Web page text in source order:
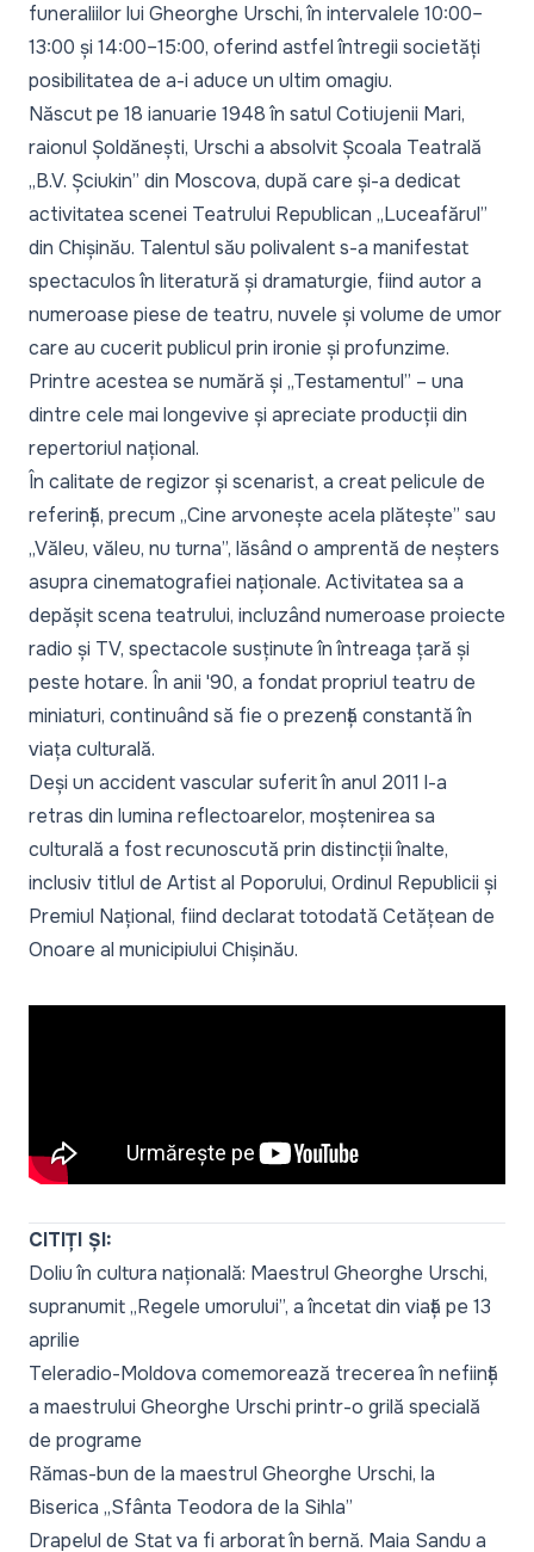
funeraliilor lui Gheorghe Urschi, în intervalele 10:00–
13:00 și 14:00–15:00, oferind astfel întregii societăți
posibilitatea de a-i aduce un ultim omagiu.
Născut pe 18 ianuarie 1948 în satul Cotiujenii Mari,
raionul Șoldănești, Urschi a absolvit Școala Teatrală
„B.V. Șciukin” din Moscova, după care și-a dedicat
activitatea scenei Teatrului Republican „Luceafărul”
din Chișinău. Talentul său polivalent s-a manifestat
spectaculos în literatură și dramaturgie, fiind autor a
numeroase piese de teatru, nuvele și volume de umor
care au cucerit publicul prin ironie și profunzime.
Printre acestea se numără și „Testamentul” – una
dintre cele mai longevive și apreciate producții din
repertoriul național.
În calitate de regizor și scenarist, a creat pelicule de
referință, precum „Cine arvonește acela plătește” sau
„Văleu, văleu, nu turna”, lăsând o amprentă de neșters
asupra cinematografiei naționale. Activitatea sa a
depășit scena teatrului, incluzând numeroase proiecte
radio și TV, spectacole susținute în întreaga țară și
peste hotare. În anii '90, a fondat propriul teatru de
miniaturi, continuând să fie o prezență constantă în
viața culturală.
Deși un accident vascular suferit în anul 2011 l-a
retras din lumina reflectoarelor, moștenirea sa
culturală a fost recunoscută prin distincții înalte,
inclusiv titlul de Artist al Poporului, Ordinul Republicii și
Premiul Național, fiind declarat totodată Cetățean de
Onoare al municipiului Chișinău.
CITIȚI ȘI:
Doliu în cultura națională: Maestrul Gheorghe Urschi,
supranumit „Regele umorului”, a încetat din viață pe 13
aprilie
Teleradio-Moldova comemorează trecerea în neființă
a maestrului Gheorghe Urschi printr-o grilă specială
de programe
Rămas-bun de la maestrul Gheorghe Urschi, la
Biserica „Sfânta Teodora de la Sihla”
Drapelul de Stat va fi arborat în bernă. Maia Sandu a